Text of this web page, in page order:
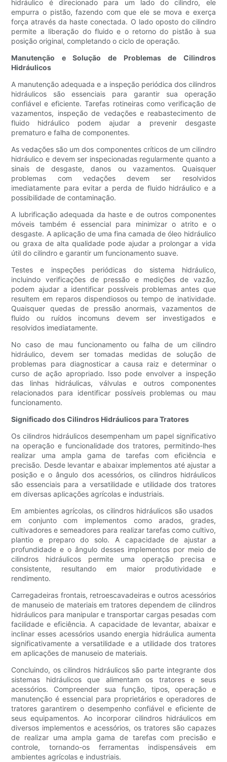
hidráulico é direcionado para um lado do cilindro, ele
empurra o pistão, fazendo com que ele se mova e exerça
força através da haste conectada. O lado oposto do cilindro
permite a liberação do fluido e o retorno do pistão à sua
posição original, completando o ciclo de operação.
Manutenção e Solução de Problemas de Cilindros
Hidráulicos
A manutenção adequada e a inspeção periódica dos cilindros
hidráulicos são essenciais para garantir sua operação
confiável e eficiente. Tarefas rotineiras como verificação de
vazamentos, inspeção de vedações e reabastecimento de
fluido hidráulico podem ajudar a prevenir desgaste
prematuro e falha de componentes.
As vedações são um dos componentes críticos de um cilindro
hidráulico e devem ser inspecionadas regularmente quanto a
sinais de desgaste, danos ou vazamentos. Quaisquer
problemas com vedações devem ser resolvidos
imediatamente para evitar a perda de fluido hidráulico e a
possibilidade de contaminação.
A lubrificação adequada da haste e de outros componentes
móveis também é essencial para minimizar o atrito e o
desgaste. A aplicação de uma fina camada de óleo hidráulico
ou graxa de alta qualidade pode ajudar a prolongar a vida
útil do cilindro e garantir um funcionamento suave.
Testes e inspeções periódicas do sistema hidráulico,
incluindo verificações de pressão e medições de vazão,
podem ajudar a identificar possíveis problemas antes que
resultem em reparos dispendiosos ou tempo de inatividade.
Quaisquer quedas de pressão anormais, vazamentos de
fluido ou ruídos incomuns devem ser investigados e
resolvidos imediatamente.
No caso de mau funcionamento ou falha de um cilindro
hidráulico, devem ser tomadas medidas de solução de
problemas para diagnosticar a causa raiz e determinar o
curso de ação apropriado. Isso pode envolver a inspeção
das linhas hidráulicas, válvulas e outros componentes
relacionados para identificar possíveis problemas ou mau
funcionamento.
Significado dos Cilindros Hidráulicos para Tratores
Os cilindros hidráulicos desempenham um papel significativo
na operação e funcionalidade dos tratores, permitindo-lhes
realizar uma ampla gama de tarefas com eficiência e
precisão. Desde levantar e abaixar implementos até ajustar a
posição e o ângulo dos acessórios, os cilindros hidráulicos
são essenciais para a versatilidade e utilidade dos tratores
em diversas aplicações agrícolas e industriais.
Em ambientes agrícolas, os cilindros hidráulicos são usados ​​
em conjunto com implementos como arados, grades,
cultivadores e semeadores para realizar tarefas como cultivo,
plantio e preparo do solo. A capacidade de ajustar a
profundidade e o ângulo desses implementos por meio de
cilindros hidráulicos permite uma operação precisa e
consistente, resultando em maior produtividade e
rendimento.
Carregadeiras frontais, retroescavadeiras e outros acessórios
de manuseio de materiais em tratores dependem de cilindros
hidráulicos para manipular e transportar cargas pesadas com
facilidade e eficiência. A capacidade de levantar, abaixar e
inclinar esses acessórios usando energia hidráulica aumenta
significativamente a versatilidade e a utilidade dos tratores
em aplicações de manuseio de materiais.
Concluindo, os cilindros hidráulicos são parte integrante dos
sistemas hidráulicos que alimentam os tratores e seus
acessórios. Compreender sua função, tipos, operação e
manutenção é essencial para proprietários e operadores de
tratores garantirem o desempenho confiável e eficiente de
seus equipamentos. Ao incorporar cilindros hidráulicos em
diversos implementos e acessórios, os tratores são capazes
de realizar uma ampla gama de tarefas com precisão e
controle, tornando-os ferramentas indispensáveis ​​em
ambientes agrícolas e industriais.